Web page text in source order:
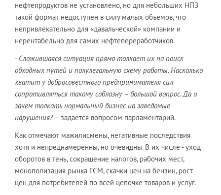
нефтепродуктов не установлено, но для небольших НПЗ
такой формат недоступен в силу малых объемов, что
непривлекательно для «давальческой» компании и
нерентабельно для самих нефтепереработчиков.
- Сложившаяся ситуация прямо толкает их на поиск
обходных путей и полулегальную схему работы. Насколько
хватит у добросовестного предпринимателя сил
сопротивляться такому соблазну – большой вопрос. Да и
зачем толкать нормальный бизнес на заведомые
нарушения? – задается вопросом парламентарий.
Как отмечают мажилисмены, негативные последствия
хотя и непреднамеренны, но очевидны. В их числе - уход
оборотов в тень, сокращение налогов, рабочих мест,
монополизация рынка ГСМ, скачки цен на бензин, рост
цен для потребителей по всей цепочке товаров и услуг.